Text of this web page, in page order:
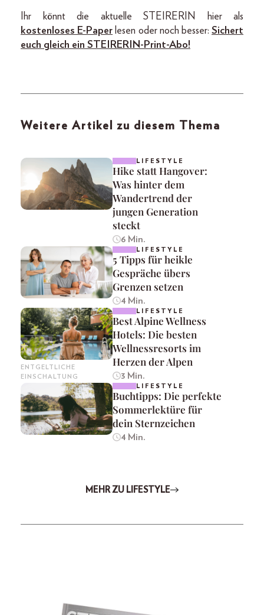
Ihr könnt die aktuelle STEIRERIN hier als
kostenloses E-Paper lesen oder noch besser:Sichert
euch gleich ein STEIRERIN-Print-Abo!
Weitere Artikel zu diesem Thema
LIFESTYLE
Hike statt Hangover:
Was hinter dem
Wandertrend der
jungen Generation
steckt
6 Min.
LIFESTYLE
5 Tipps für heikle
Gespräche übers
Grenzen setzen
4 Min.
ENTGELTLICHE
EINSCHALTUNG
LIFESTYLE
Best Alpine Wellness
Hotels: Die besten
Wellnessresorts im
Herzen der Alpen
3 Min.
LIFESTYLE
Buchtipps: Die perfekte
Sommerlektüre für
dein Sternzeichen
4 Min.
MEHR ZU LIFESTYLE